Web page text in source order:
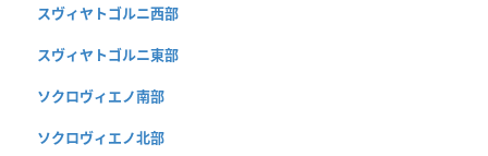
スヴィヤトゴルニ西部
スヴィヤトゴルニ東部
ソクロヴィエノ南部
ソクロヴィエノ北部